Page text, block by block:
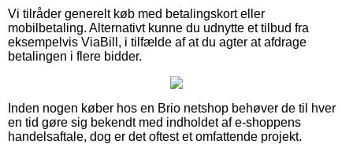
Vi tilråder generelt køb med betalingskort eller
mobilbetaling. Alternativt kunne du udnytte et tilbud fra
eksempelvis ViaBill, i tilfælde af at du agter at afdrage
betalingen i flere bidder.
Inden nogen køber hos en Brio netshop behøver de til hver
en tid gøre sig bekendt med indholdet af e-shoppens
handelsaftale, dog er det oftest et omfattende projekt.